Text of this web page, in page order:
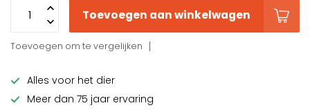
Toevoegen aan winkelwagen
Toevoegen om te vergelijken
Alles voor het dier
Meer dan 75 jaar ervaring